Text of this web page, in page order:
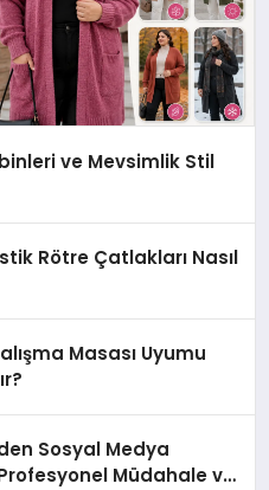
ve Mevsimlik Stil
Rötre Çatlakları Nasıl
Masası Uyumu
Sosyal Medya
Müdahale ve